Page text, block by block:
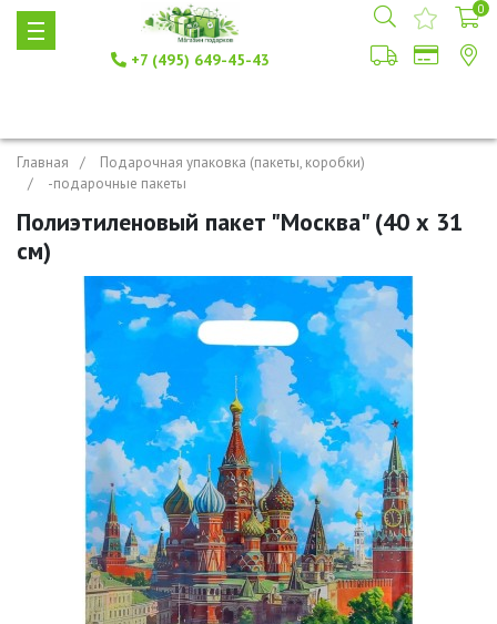
+7 (495) 649-45-43
0
Главная
Подарочная упаковка (пакеты, коробки)
-подарочные пакеты
Полиэтиленовый пакет "Москва" (40 х 31
см)